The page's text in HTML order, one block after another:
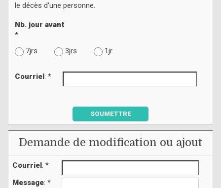
le décès d'une personne.
Nb. jour avant
*
7jrs
3jrs 1jr
Courriel : *
SOUMETTRE
Demande de modification ou ajout
Courriel: *
Message: *